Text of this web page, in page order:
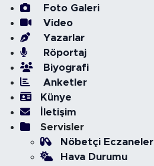
Foto Galeri
Video
Yazarlar
Röportaj
Biyografi
Anketler
Künye
İletişim
Servisler
Nöbetçi Eczaneler
Hava Durumu